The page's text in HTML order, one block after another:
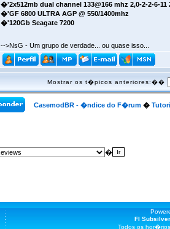
�'2x512mb dual channel 133@166 mhz 2,0-2-2-6-11
�'GF 6800 ULTRA AGP @ 550/1400mhz
�'120Gb Seagate 7200
-->NsG - Um grupo de verdade... ou quase isso...
Mostrar os t�picos anteriores:��
CasemodBR - �ndice do F�rum �
�
FI
Todos os